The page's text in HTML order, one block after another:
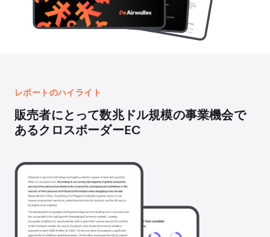
レポートのハイライト
販売者にとって数兆ドル規模の事業機会で
あるクロスボーダーEC